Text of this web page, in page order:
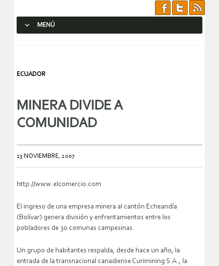
MENÚ
ECUADOR
MINERA DIVIDE A
COMUNIDAD
13 NOVIEMBRE, 2007
http://www.elcomercio.com
El ingreso de una empresa minera al cantón Echeandía
(Bolívar) genera división y enfrentamientos entre los
pobladores de 30 comunas campesinas.
Un grupo de habitantes respalda, desde hace un año, la
entrada de la transnacional canadiense Curimining S.A., la